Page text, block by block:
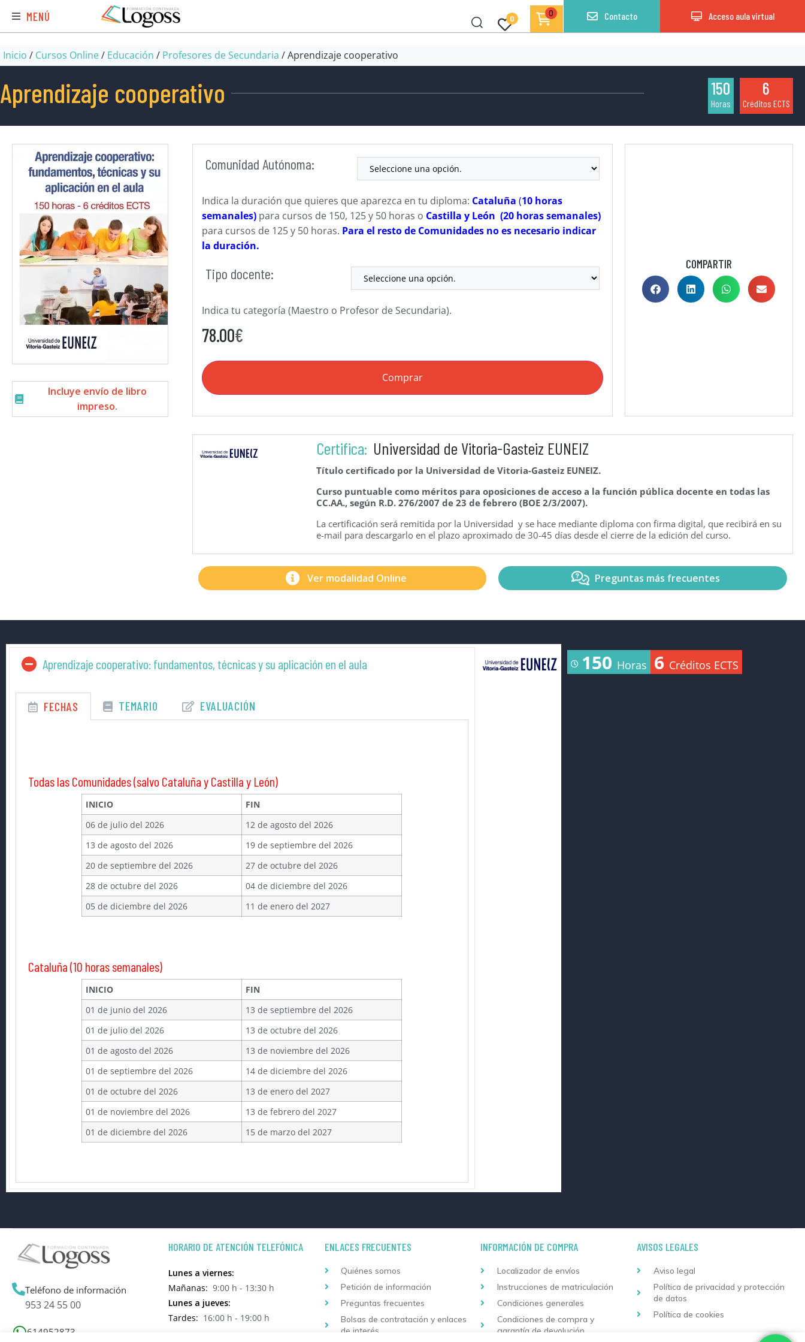
MENÚ 0
0 Contacto Acceso aula virtual
Inicio / Cursos Online/ Educación / Profesores de Secundaria / Aprendizaje cooperativo
Aprendizaje cooperativo 150
Horas
6
Créditos ECTS
Incluye envío de libro
impreso.
Comunidad Autónoma:
Indica la duración que quieres que aparezca en tu diploma: Cataluña (10 horas
semanales) para cursos de 150, 125 y 50 horas o Castilla y León (20 horas semanales)
para cursos de 125 y 50 horas. Para el resto de Comunidades no es necesario indicar
la duración.
Tipo docente:
Indica tu categoría (Maestro o Profesor de Secundaria).
78.00€
Comprar
COMPARTIR
Certifica: Universidad de Vitoria-Gasteiz EUNEIZ
Título certificado por la Universidad de Vitoria-Gasteiz EUNEIZ.
Curso puntuable como méritos para oposiciones de acceso a la función pública docente en todas las
CC.AA., según R.D. 276/2007 de 23 de febrero (BOE 2/3/2007).
La certificación será remitida por la Universidad y se hace mediante diploma con firma digital, que recibirá en su
e-mail para descargarlo en el plazo aproximado de 30-45 días desde el cierre de la edición del curso.
Ver modalidad Online Preguntas más frecuentes
Aprendizaje cooperativo: fundamentos, técnicas y su aplicación en el aula
FECHAS TEMARIO EVALUACIÓN
Todas las Comunidades (salvo Cataluña y Castilla y León)
INICIO
FIN
06 de julio del 2026
12 de agosto del 2026
13 de agosto del 2026
19 de septiembre del 2026
20 de septiembre del 2026
27 de octubre del 2026
28 de octubre del 2026
04 de diciembre del 2026
05 de diciembre del 2026
11 de enero del 2027
Cataluña (10 horas semanales)
INICIO
FIN
01 de junio del 2026
13 de septiembre del 2026
01 de julio del 2026
13 de octubre del 2026
01 de agosto del 2026
13 de noviembre del 2026
01 de septiembre del 2026
14 de diciembre del 2026
01 de octubre del 2026
13 de enero del 2027
01 de noviembre del 2026
13 de febrero del 2027
01 de diciembre del 2026
15 de marzo del 2027
150 Horas 6 Créditos ECTS
Teléfono de información
953 24 55 00
614952873
HORARIO DE ATENCIÓN TELEFÓNICA
Lunes a viernes:
Mañanas: 9:00 h - 13:30 h
Lunes a jueves:
Tardes: 16:00 h - 19:00 h
ENLACES FRECUENTES
Quiénes somos
Petición de información
Preguntas frecuentes
Bolsas de contratación y enlaces
de interés
INFORMACIÓN DE COMPRA
Localizador de envíos
Instrucciones de matriculación
Condiciones generales
Condiciones de compra y
garantía de devolución
AVISOS LEGALES
Aviso legal
Política de privacidad y protección
de datos
Política de cookies